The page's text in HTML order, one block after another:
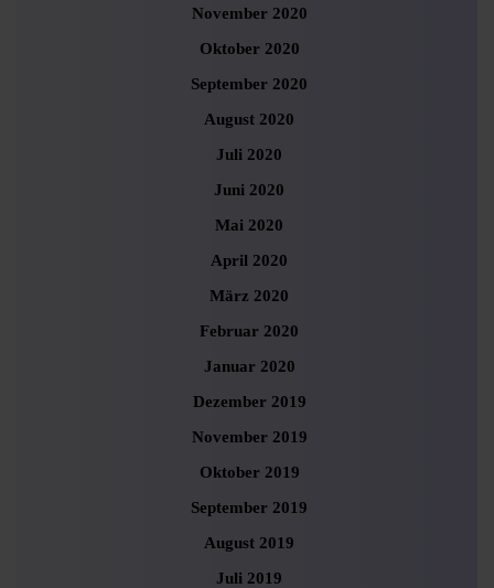
November 2020
Oktober 2020
September 2020
August 2020
Juli 2020
Juni 2020
Mai 2020
April 2020
März 2020
Februar 2020
Januar 2020
Dezember 2019
November 2019
Oktober 2019
September 2019
August 2019
Juli 2019